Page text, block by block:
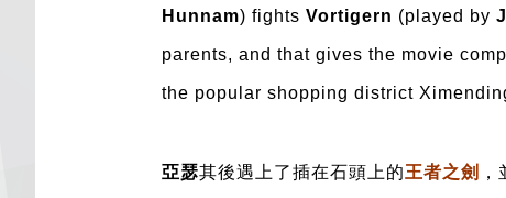
Hunnam) fights Vortigern (played by
parents, and that gives the movie
the popular shopping district
亞瑟其後遇上了插在石頭上的王者之劍